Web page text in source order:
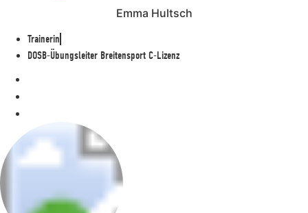
Emma Hultsch
Trainerin
DOSB-Übungsleiter Breitensport C-Lizenz